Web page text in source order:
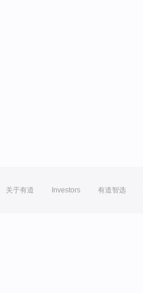
关于有道 Investors 有道智选